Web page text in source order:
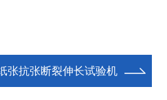
张抗张断裂伸长试验机